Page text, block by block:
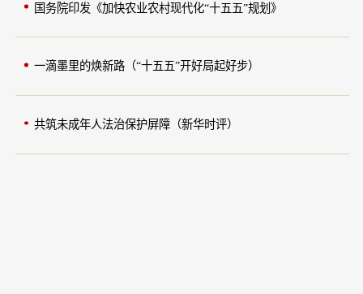
国务院印发《加快农业农村现代化“十五五”规划》
一滴墨里的焕新路（“十五五”开好局起好步）
共筑未成年人法治保护屏障（新华时评）